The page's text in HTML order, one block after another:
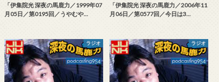
「伊集院光 深夜の馬鹿力／1999年07
月05日／第0195回／うやむや…
「伊集院光 深夜の馬鹿力／2006年11
月06日／第0577回／今日は3…
ラジオ ラジオ